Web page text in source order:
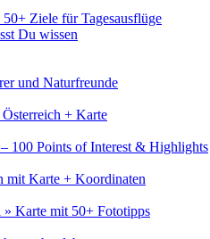
Ziele für Tagesausflüge
Du wissen
und Naturfreunde
+ Karte
100 Points of Interest & Highlights
mit Karte + Koordinaten
» Karte mit 50+ Fototipps